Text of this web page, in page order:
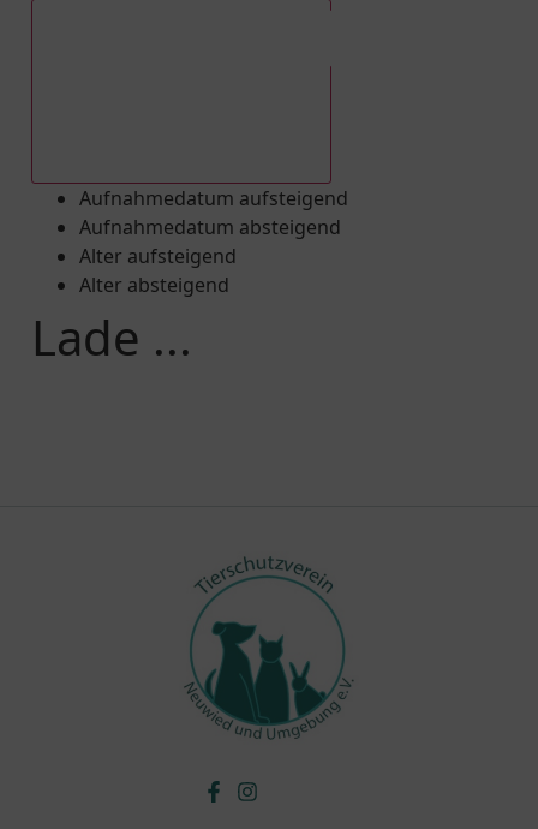
Aufnahmedatum aufsteigend
Aufnahmedatum absteigend
Alter aufsteigend
Alter absteigend
Lade ...